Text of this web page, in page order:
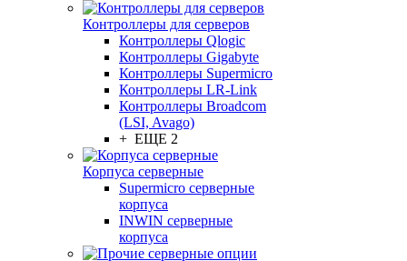
Контроллеры для серверов
Контроллеры Qlogic
Контроллеры Gigabyte
Контроллеры Supermicro
Контроллеры LR-Link
Контроллеры Broadcom
(LSI, Avago)
+ ЕЩЕ 2
Корпуса серверные
Supermicro серверные
корпуса
INWIN серверные
корпуса